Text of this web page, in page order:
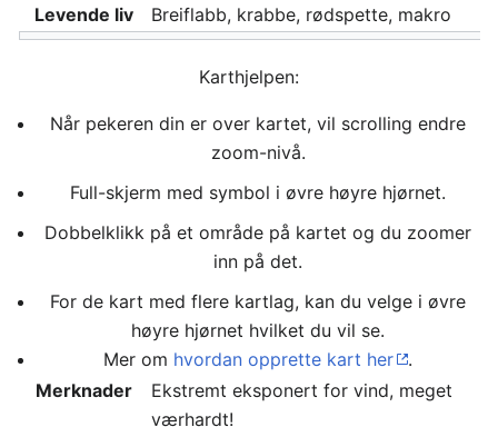
Levende liv
Breiflabb, krabbe, rødspette, makro
Karthjelpen:
Når pekeren din er over kartet, vil scrolling endre
zoom-nivå.
Full-skjerm med symbol i øvre høyre hjørnet.
Dobbelklikk på et område på kartet og du zoomer
inn på det.
For de kart med flere kartlag, kan du velge i øvre
høyre hjørnet hvilket du vil se.
Mer om hvordan opprette kart her
.
Merknader
Ekstremt eksponert for vind, meget
værhardt!